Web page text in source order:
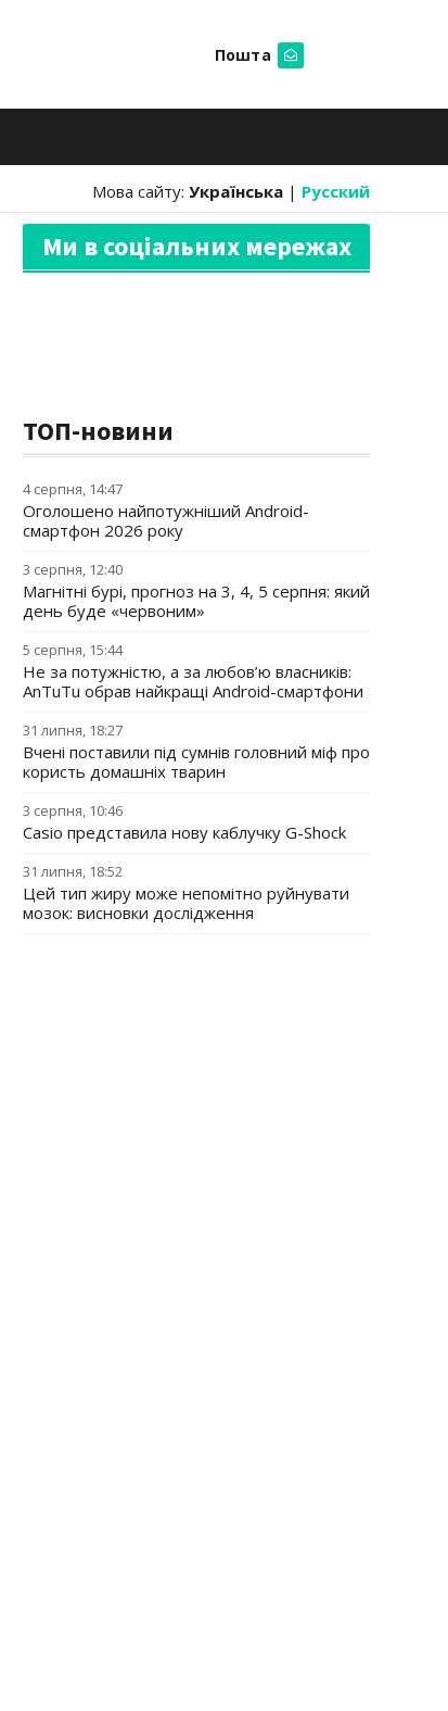
Пошта
Мова сайту: Українська | Русский
Ми в соціальних мережах
ТОП-новини
4 серпня, 14:47
Оголошено найпотужніший Android-
смартфон 2026 року
3 серпня, 12:40
Магнітні бурі, прогноз на 3, 4, 5 серпня: який
день буде «червоним»
5 серпня, 15:44
Не за потужністю, а за любов’ю власників:
AnTuTu обрав найкращі Android-смартфони
31 липня, 18:27
Вчені поставили під сумнів головний міф про
користь домашніх тварин
3 серпня, 10:46
Casio представила нову каблучку G-Shock
31 липня, 18:52
Цей тип жиру може непомітно руйнувати
мозок: висновки дослідження